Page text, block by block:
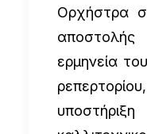
Ορχήστρα
ερμηνεία